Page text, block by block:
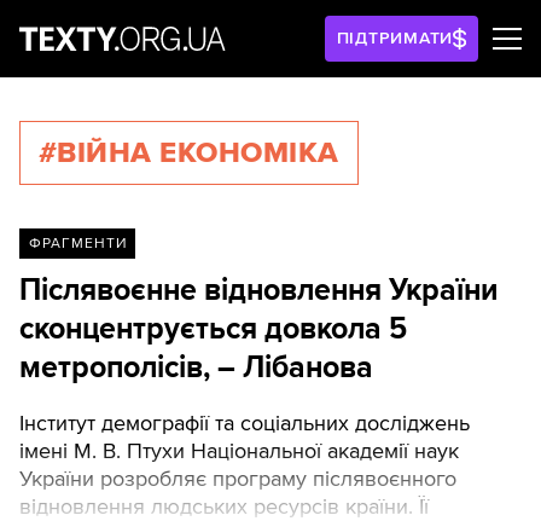
ПІДТРИМАТИ
#ВІЙНА ЕКОНОМІКА
ФРАГМЕНТИ
Післявоєнне відновлення України
сконцентрується довкола 5
метрополісів, – Лібанова
Інститут демографії та соціальних досліджень
імені М. В. Птухи Національної академії наук
України розробляє програму післявоєнного
відновлення людських ресурсів країни. Її